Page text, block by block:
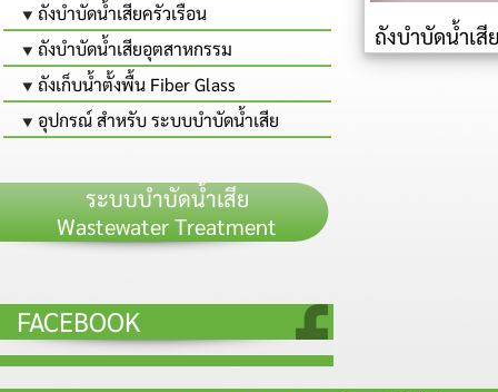
ถังบำบัดน้ำเสียครัวเรือน
ถังบำบัดน้ำเสียอุตสาหกรรม
ถังเก็บน้ำตั้งพื้น Fiber Glass
อุปกรณ์ สำหรับ ระบบบำบัดน้ำเสีย
ระบบบำบัดน้ำเสีย
Wastewater Treatment
FACEBOOK
ถังบำบัดน้ำเสี
ไฟฟ้